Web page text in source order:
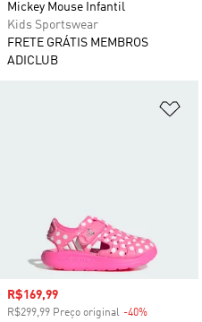
Mickey Mouse Infantil
Kids Sportswear
FRETE GRÁTIS MEMBROS
ADICLUB
Preço com desconto
R$169,99
R$299,99 Preço original -40%